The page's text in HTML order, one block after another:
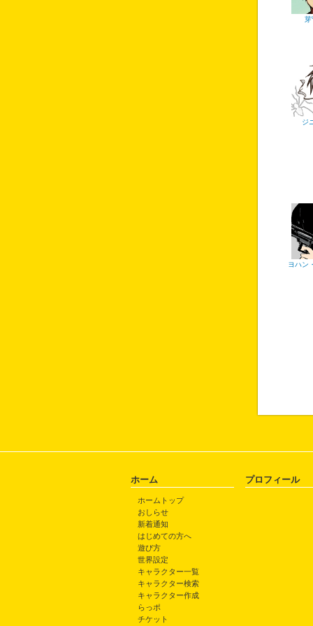
芽
ジ
ヨハン
ホーム
ホームトップ
おしらせ
新着通知
はじめての方へ
遊び方
世界設定
キャラクター一覧
キャラクター検索
キャラクター作成
らっポ
チケット
プロフィール